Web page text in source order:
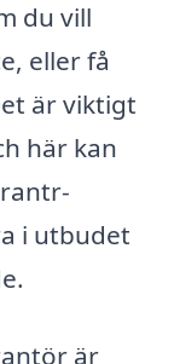
du vill
eller få
är viktigt
här kan
i utbudet
är